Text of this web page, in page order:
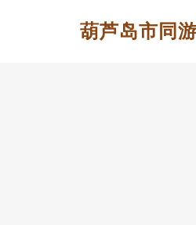
葫芦岛市同